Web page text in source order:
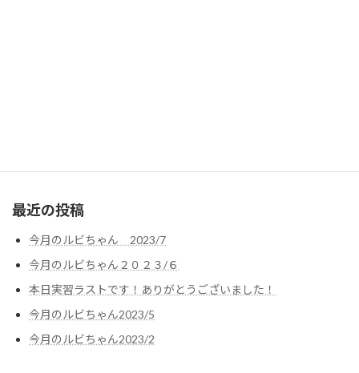
最近の投稿
今月のルビちゃん 2023/7
今月のルビちゃん２０２３/６
本日実習ラストです！ありがとうございました！
今月のルビちゃん2023/5
今月のルビちゃん2023/2